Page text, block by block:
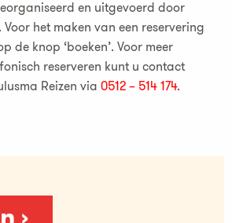
en uitgevoerd door
Voor het maken van een reservering
de knop ‘boeken’. Voor meer
reserveren kunt u contact
Reizen via 0512 – 514 174.